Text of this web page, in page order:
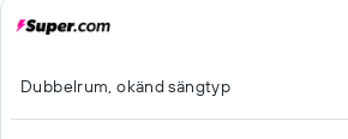
Dubbelrum, okänd sängtyp